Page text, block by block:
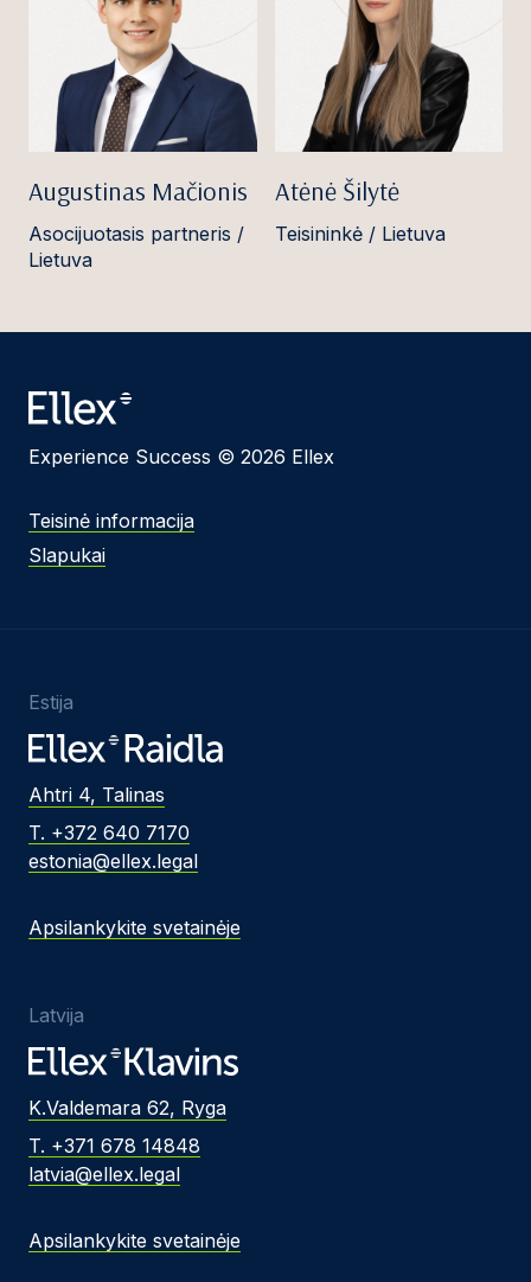
Augustinas Mačionis
Asocijuotasis partneris /
Lietuva
Atėnė Šilytė
Teisininkė / Lietuva
Experience Success © 2026 Ellex
Teisinė informacija
Slapukai
Estija
Ahtri 4, Talinas
T. +372 640 7170
estonia@ellex.legal
Apsilankykite svetainėje
Latvija
K.Valdemara 62, Ryga
T. +371 678 14848
latvia@ellex.legal
Apsilankykite svetainėje